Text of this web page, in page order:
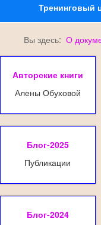
Тренинговый
Вы здесь: О
Авторские книги
Алены Обуховой
Блог-2025
Публикации
Блог-2024